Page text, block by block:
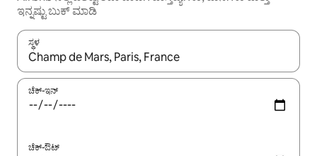
ಇನ್ನಷ್ಟು ಬುಕ್ ಮಾಡಿ
ಸ್ಥಳ
ಫಲಿತಾಂಶಗಳು ಲಭ್ಯವಿರುವಾಗ, ಅಪ್ ಮತ್ತು ಡೌನ್ ಬಾಣದ ಕೀಲಿಗಳೊಂದಿಗೆ
ಚೆಕ್-ಇನ್
ಚೆಕ್-ಔಟ್